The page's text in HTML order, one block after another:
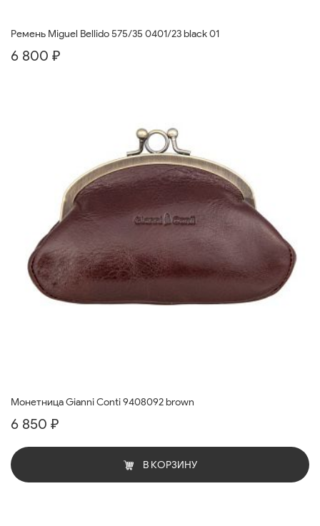
Ремень Miguel Bellido 575/35 0401/23 black 01
6 800 ₽
Монетница Gianni Conti 9408092 brown
6 850 ₽
В КОРЗИНУ